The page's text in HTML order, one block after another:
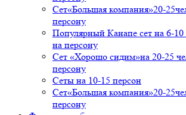
Сет«Большая компания»20-
персону
Популярный Канапе сет на 6-
на персону
Сет «Хорошо сидим»на 20-25
персону
Сеты на 10-15 персон
Сет«Большая компания»20-
персону